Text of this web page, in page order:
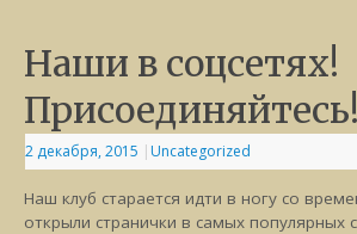
Наши в соцсетях!
Присоединяйтесь!
2 декабря, 2015 | Uncategorized
Наш клуб старается идти в ногу со
открыли странички в самых популярных